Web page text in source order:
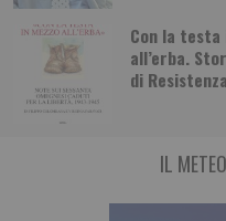
Con la testa
all’erba.
di Resistenza
Le reali villeggiature alla
Domenica 9 agosto, ore 15.45
IL